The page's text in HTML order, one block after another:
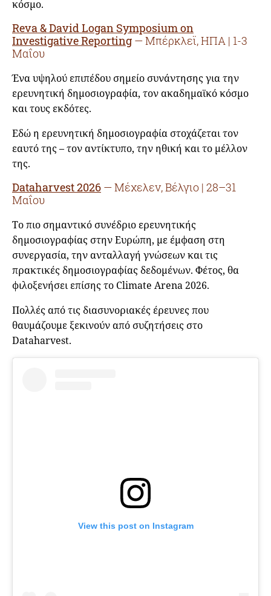
κόσμο.
Reva & David Logan Symposium on
Investigative Reporting — Μπέρκλεϊ, ΗΠΑ | 1-3
Μαΐου
Ένα υψηλού επιπέδου σημείο συνάντησης για την
ερευνητική δημοσιογραφία, τον ακαδημαϊκό κόσμο
και τους εκδότες.
Εδώ η ερευνητική δημοσιογραφία στοχάζεται τον
εαυτό της – τον αντίκτυπο, την ηθική και το μέλλον
της.
Dataharvest 2026 — Μέχελεν, Βέλγιο | 28–31
Μαΐου
Το πιο σημαντικό συνέδριο ερευνητικής
δημοσιογραφίας στην Ευρώπη, με έμφαση στη
συνεργασία, την ανταλλαγή γνώσεων και τις
πρακτικές δημοσιογραφίας δεδομένων. Φέτος, θα
φιλοξενήσει επίσης το Climate Arena 2026.
Πολλές από τις διασυνοριακές έρευνες που
θαυμάζουμε ξεκινούν από συζητήσεις στο
Dataharvest.
View this post on Instagram